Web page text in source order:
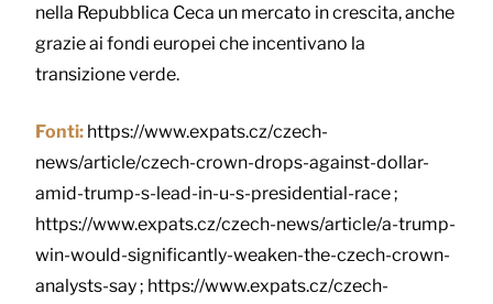
nella Repubblica Ceca un mercato in crescita, anche
grazie ai fondi europei che incentivano la
transizione verde.
Fonti: https://www.expats.cz/czech-
news/article/czech-crown-drops-against-dollar-
amid-trump-s-lead-in-u-s-presidential-race ;
https://www.expats.cz/czech-news/article/a-trump-
win-would-significantly-weaken-the-czech-crown-
analysts-say ; https://www.expats.cz/czech-